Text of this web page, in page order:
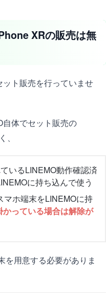
XRの販売は無
ト販売を行っていませ
体でセット販売の
いるLINEMO動作確認済
に持ち込んで使う
マホ端末をLINEMOに持
かっている場合は解除が
を用意する必要がありま